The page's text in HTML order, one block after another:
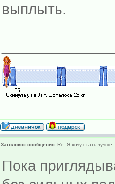
выплыть.
Заголовок сообщения: Re: Я хочу стать
Пока